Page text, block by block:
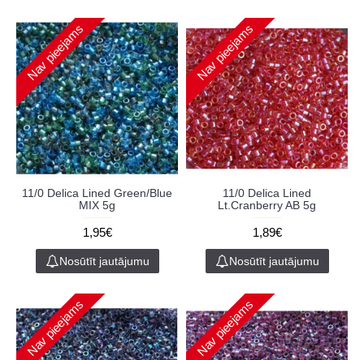
Nav pieejams
11/0 Delica Lined Green/Blue
MIX 5g
1,95€
Nosūtīt jautājumu
Nav pieejams
11/0 Delica Lined
Lt.Cranberry AB 5g
1,89€
Nosūtīt jautājumu
Nav pieejams Nav pieejams